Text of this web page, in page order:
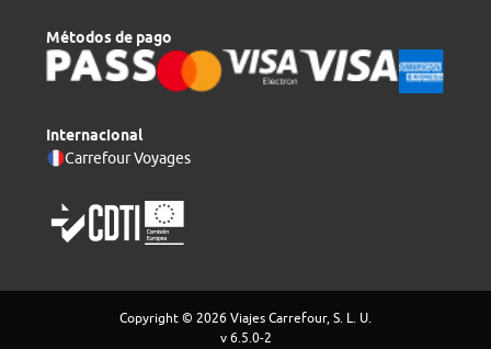
Métodos de pago
Internacional
Carrefour Voyages
Copyright © 2026 Viajes Carrefour, S. L. U.
v 6.5.0-2